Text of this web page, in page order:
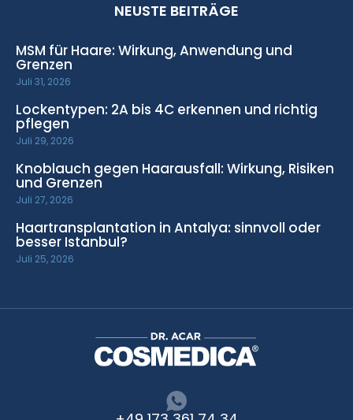
NEUSTE BEITRÄGE
MSM für Haare: Wirkung, Anwendung und
Grenzen
Juli 31, 2026
Lockentypen: 2A bis 4C erkennen und richtig
pflegen
Juli 29, 2026
Knoblauch gegen Haarausfall: Wirkung, Risiken
und Grenzen
Juli 27, 2026
Haartransplantation in Antalya: sinnvoll oder
besser Istanbul?
Juli 25, 2026